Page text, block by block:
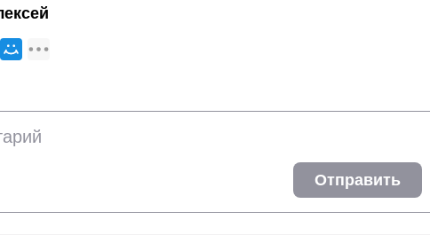
Отправить